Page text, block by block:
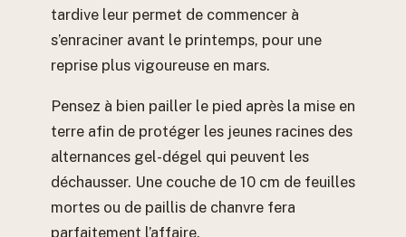
tardive leur permet de commencer à
s’enraciner avant le printemps, pour une
reprise plus vigoureuse en mars.
Pensez à bien pailler le pied après la mise en
terre afin de protéger les jeunes racines des
alternances gel-dégel qui peuvent les
déchausser. Une couche de 10 cm de feuilles
mortes ou de paillis de chanvre fera
parfaitement l’affaire.